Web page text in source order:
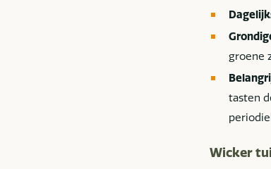
groene
tasten
Wicker